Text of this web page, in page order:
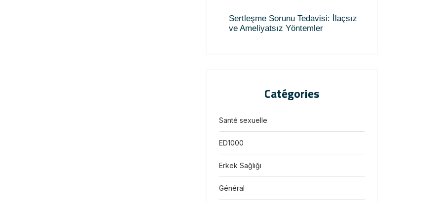
Sertleşme Sorunu Tedavisi: İlaçsız
ve Ameliyatsız Yöntemler
Catégories
Santé sexuelle
ED1000
Erkek Sağlığı
Général